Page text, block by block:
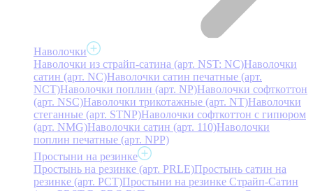
Наволочки
Наволочки из страйп-сатина (арт. NST: NC)Наволочки
сатин (арт. NC)Наволочки сатин печатные (арт.
NCT)Наволочки поплин (арт. NP)Наволочки софткоттон
(арт. NSC)Наволочки трикотажные (арт. NT)Наволочки
стеганные (арт. STNP)Наволочки софткоттон с гипюром
(арт. NMG)Наволочки сатин (арт. 110)Наволочки
поплин печатные (арт. NPP)
Простыни на резинке
Простынь на резинке (арт. PRLE)Простынь сатин на
резинке (арт. PCT)Простыни на резинке Страйп-Сатин